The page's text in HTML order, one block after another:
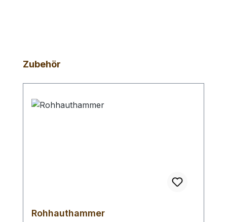
Produktgalerie überspringen
Zubehör
Rohhauthammer